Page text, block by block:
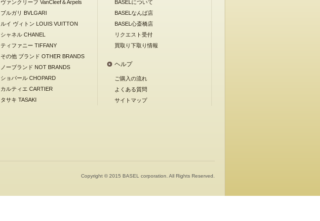
ヴァンクリーフ VanCleef＆Arpels
ブルガリ BVLGARI
ルイ ヴィトン LOUIS VUITTON
シャネル CHANEL
ティファニー TIFFANY
その他 ブランド OTHER BRANDS
ノーブランド NOT BRANDS
ショパール CHOPARD
カルティエ CARTIER
タサキ TASAKI
BASELについて
BASELなんば店
BASEL心斎橋店
リクエスト受付
買取り下取り情報
ヘルプ
ご購入の流れ
よくある質問
サイトマップ
Copyright © 2015 BASEL corporation. All Rights Reserved.